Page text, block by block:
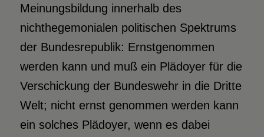
Meinungsbildung innerhalb des
nichthegemonialen politischen Spektrums
der Bundesrepublik: Ernstgenommen
werden kann und muß ein Plädoyer für die
Verschickung der Bundeswehr in die Dritte
Welt; nicht ernst genommen werden kann
ein solches Plädoyer, wenn es dabei